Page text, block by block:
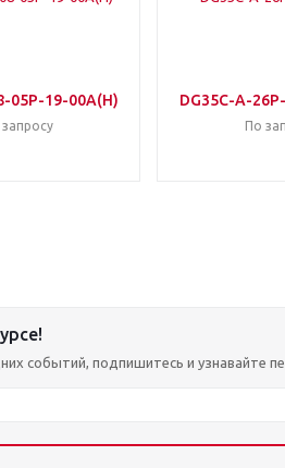
05P-19-00A(H) DG35C-A-
По
событий, подпишитесь и узнавайте